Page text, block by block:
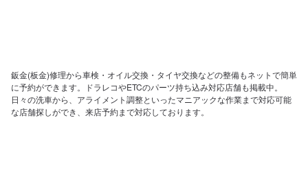
鈑金(板金)修理から車検・オイル交換・タイヤ交換などの整備もネットで簡単
に予約ができます。ドラレコやETCのパーツ持ち込み対応店舗も掲載中。
日々の洗車から、アライメント調整といったマニアックな作業まで対応可能
な店舗探しができ、来店予約まで対応しております。